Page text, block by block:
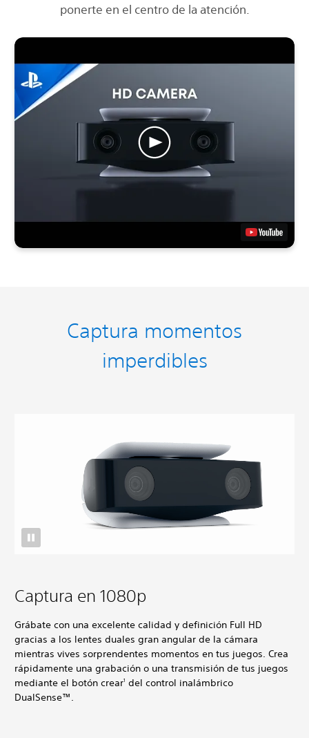
ponerte en el centro de la atención.
Captura momentos
imperdibles
Captura en 1080p
Grábate con una excelente calidad y definición Full HD
gracias a los lentes duales gran angular de la cámara
mientras vives sorprendentes momentos en tus juegos. Crea
rápidamente una grabación o una transmisión de tus juegos
mediante el botón crear1
del control inalámbrico
DualSense™.